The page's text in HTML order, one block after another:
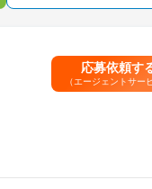
応募依頼す
（エージェントサー